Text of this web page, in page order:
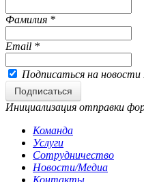
Фамилия *
Email *
Подписаться на новости
Подписаться
Инициализация отправки
Команда
Услуги
Сотрудничество
Новости/Медиа